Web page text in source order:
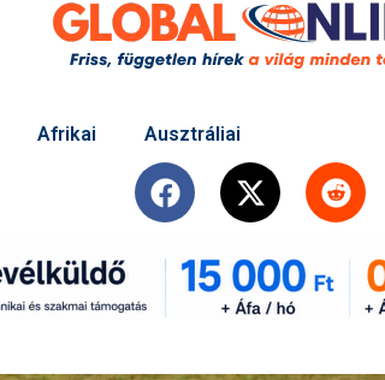
Afrikai Ausztráliai